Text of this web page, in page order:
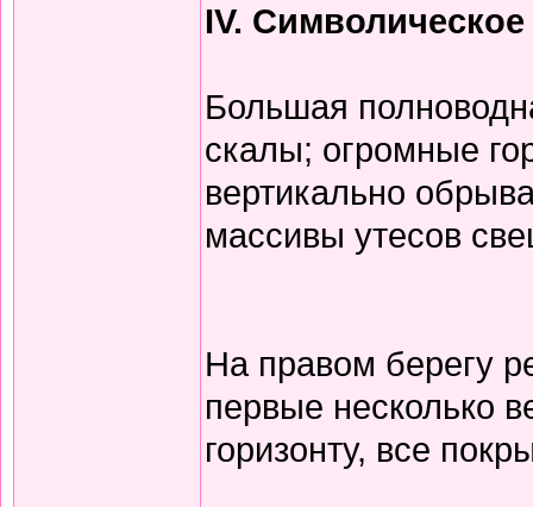
IV.
Большая
скалы; огромные
вертикально
массивы утесов
На правом берегу
первые несколько
горизонту, все